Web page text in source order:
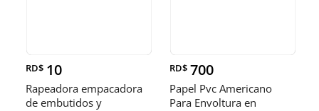
RD$ 10
Rapeadora empacadora
de embutidos y
RD$ 700
Papel Pvc Americano
Para Envoltura en